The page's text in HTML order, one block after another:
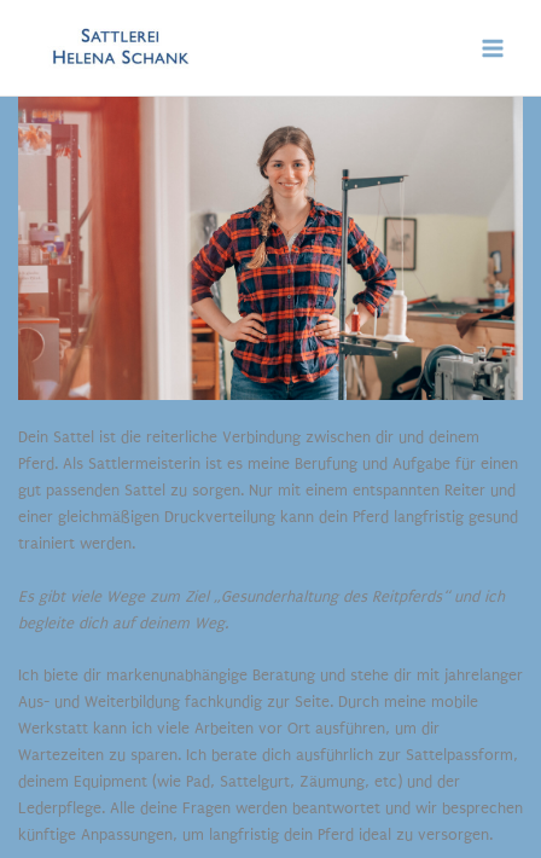
springen
Dein Sattel ist die reiterliche Verbindung zwischen dir und deinem
Pferd. Als Sattlermeisterin ist es meine Berufung und Aufgabe für einen
gut passenden Sattel zu sorgen. Nur mit einem entspannten Reiter und
einer gleichmäßigen Druckverteilung kann dein Pferd langfristig gesund
trainiert werden.
Es gibt viele Wege zum Ziel „Gesunderhaltung des Reitpferds“ und ich
begleite dich auf deinem Weg.
Ich biete dir markenunabhängige Beratung und stehe dir mit jahrelanger
Aus- und Weiterbildung fachkundig zur Seite. Durch meine mobile
Werkstatt kann ich viele Arbeiten vor Ort ausführen, um dir
Wartezeiten zu sparen. Ich berate dich ausführlich zur Sattelpassform,
deinem Equipment (wie Pad, Sattelgurt, Zäumung, etc) und der
Lederpflege. Alle deine Fragen werden beantwortet und wir besprechen
künftige Anpassungen, um langfristig dein Pferd ideal zu versorgen.